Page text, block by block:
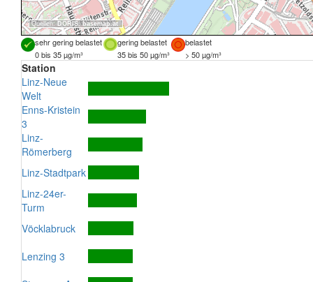
Quellen: DORIS,basemap.at
sehr gering belastet gering belastet
belastet
0 bis 35 µg/m³
35 bis 50 µg/m³ > 50 µg/m³
Station
Linz-Neue
Welt
Enns-Kristein
3
Linz-
Römerberg
Linz-Stadtpark
Linz-24er-
Turm
Vöcklabruck
Lenzing 3